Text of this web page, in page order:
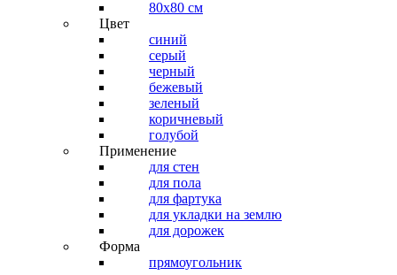
80x80 см
Цвет
синий
серый
черный
бежевый
зеленый
коричневый
голубой
Применение
для стен
для пола
для фартука
для укладки на землю
для дорожек
Форма
прямоугольник